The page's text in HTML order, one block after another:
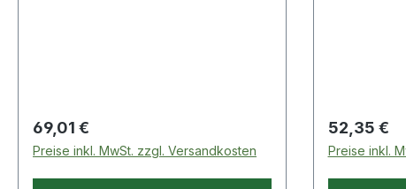
GewindeaufnahmeFräser
auswechselbarin stabilem
Metallkoffer Weitere Produkte im
Regulärer Preis:
69,01 €
Preise inkl. MwSt. zzgl. Versandkosten
stabilem
Regulärer
52,35 €
Preise inkl.